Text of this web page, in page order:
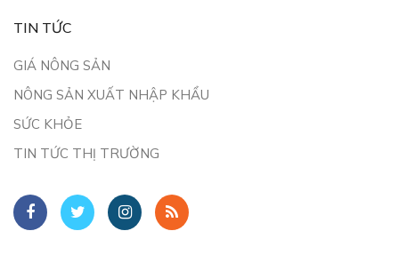
TIN TỨC
GIÁ NÔNG SẢN
NÔNG SẢN XUẤT NHẬP KHẨU
SỨC KHỎE
TIN TỨC THỊ TRƯỜNG